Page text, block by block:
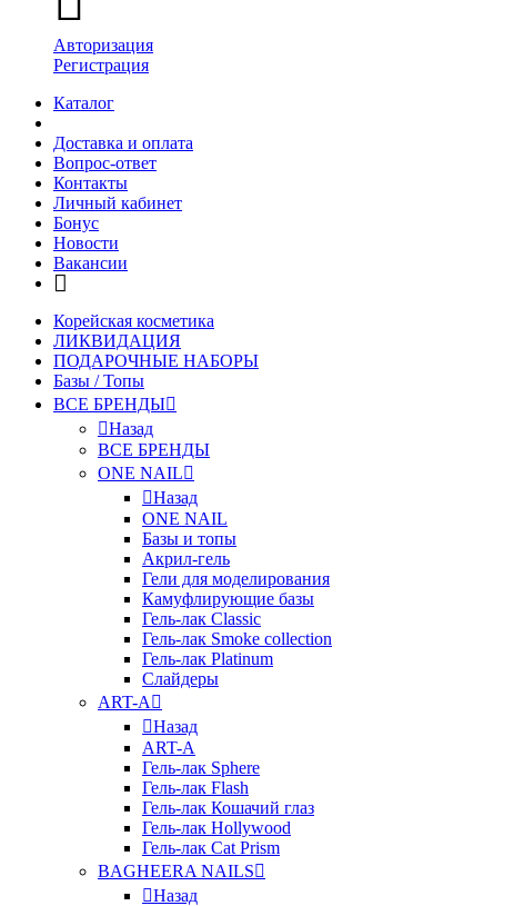
Авторизация
Регистрация
Каталог
Доставка и оплата
Вопрос-ответ
Контакты
Личный кабинет
Бонус
Новости
Вакансии
Корейская косметика
ЛИКВИДАЦИЯ
ПОДАРОЧНЫЕ НАБОРЫ
Базы / Топы
ВСЕ БРЕНДЫ
Назад
ВСЕ БРЕНДЫ
ONE NAIL
Назад
ONE NAIL
Базы и топы
Акрил-гель
Гели для моделирования
Камуфлирующие базы
Гель-лак Classic
Гель-лак Smoke collection
Гель-лак Platinum
Слайдеры
ART-A
Назад
ART-A
Гель-лак Sphere
Гель-лак Flash
Гель-лак Кошачий глаз
Гель-лак Hollywood
Гель-лак Cat Prism
BAGHEERA NAILS
Назад